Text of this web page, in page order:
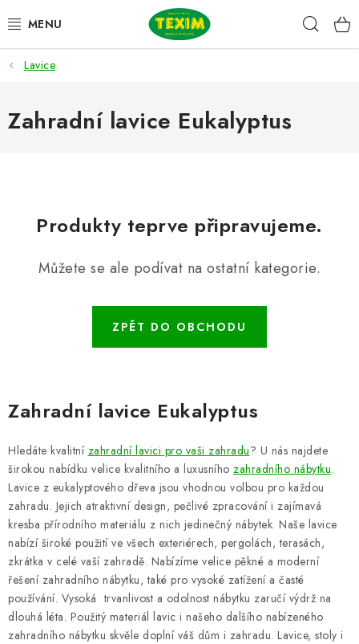
na
ZAHRADNÍ SESTAVY
ŽIDLE
LEHÁTKA
POLSTRY
GRILY
VÝPRODEJ
NOVINKY
Kontakty Moje objednávka
Doprava nábytku k Vám
Obchodní podmínky
Podmínky ochrany osobních údajů
Reklamace
Formulář odstoupení od smlouvy
Nákup na splátky ESSOX
Lavice
Zahradní lavice Eukalyptus
Produkty teprve připravujeme.
Můžete se ale podívat na ostatní kategorie.
ZPĚT DO OBCHODU
Zahradní lavice Eukalyptus
Hledáte kvalitní zahradní lavici pro vaši zahradu? U nás najdete
širokou nabídku velice kvalitního a luxusního zahradního nábytku.
Lavice z eukalyptového dřeva jsou vhodnou volbou pro každou
zahradu. Jejich atraktivní design, pečlivé zpracování i zajímavá
kresba přírodního materiálu z nich jedinečný nábytek. Naše lavice
nabízí široké použití ve všech exteriérech, pergolách, terasách,
zkrátka v celé vaší zahradě. Nabízíme velice pěkné a moderní
řešení zahradního nábytku, také pro vysoké zatížení a časté
používání. Vysoká trvanlivost a odolnost nábytku zaručí výdrž na
dlouhá léta. Použitý materiál lavic i našeho dalšího nabízeného
zahradního nábytku skvěle doplní váš dům i zahradu. Lavice, stoly i